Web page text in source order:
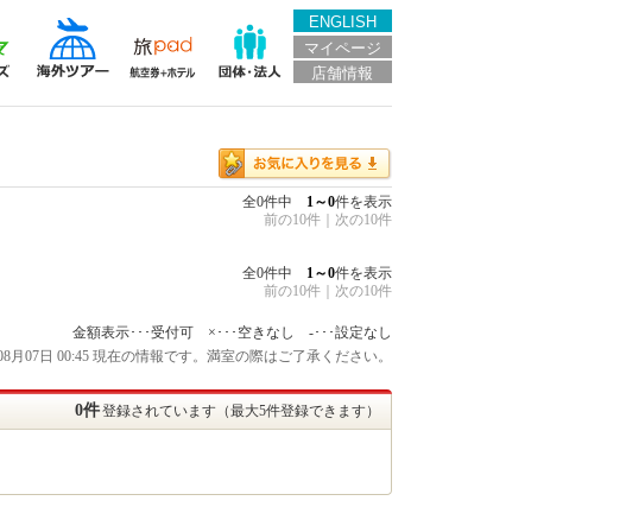
ENGLISH
マイページ
店舗情報
全0件中 1～0件を表示
前の10件
次の10件
全0件中 1～0件を表示
前の10件
次の10件
金額表示･･･受付可 ×･･･空きなし -･･･設定なし
月07日 00:45 現在の情報です。満室の際はご了承ください。
0件登録されています（最大5件登録できます）